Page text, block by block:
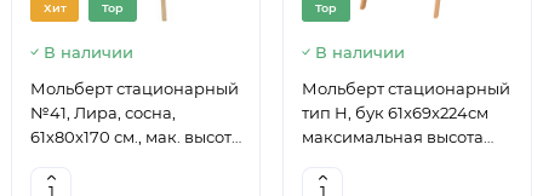
Хит Top
В наличии
Мольберт стационарный
№41, Лира, сосна,
61х80х170 см., мак. высота
Studio
Top
В наличии
Мольберт стационарный
тип Н, бук 61x69x224см
максимальная высота
6059